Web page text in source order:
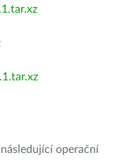
operační